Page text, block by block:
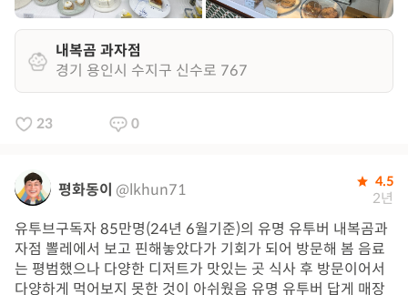
내복곰 과자점
경기 용인시 수지구 신수로 767
23 0
평화동이 @lkhun71 4.5
2년
유투브구독자 85만명(24년 6월기준)의 유명 유투버 내복곰과
자점 뽈레에서 보고 핀해놓았다가 기회가 되어 방문해 봄 음료
는 평범했으나 다양한 디저트가 맛있는 곳 식사 후 방문이어서
다양하게 먹어보지 못한 것이 아쉬웠음 유명 유투버 답게 매장